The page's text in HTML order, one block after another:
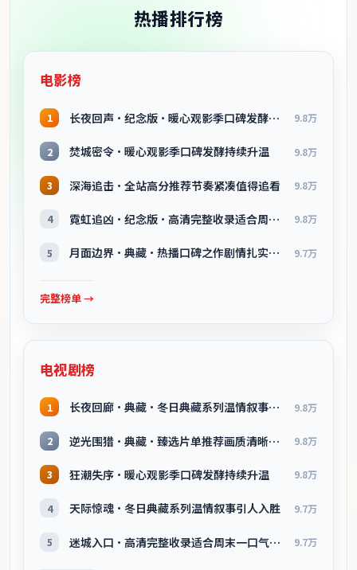
热播排行榜
电影榜
1 长夜回声·纪念版·暖心观影季口碑发酵持续升温 9.8万
2 焚城密令·暖心观影季口碑发酵持续升温 9.8万
3 深海追击·全站高分推荐节奏紧凑值得追看 9.8万
4 霓虹追凶·纪念版·高清完整收录适合周末一口气刷完 9.8万
5 月面边界·典藏·热播口碑之作剧情扎实演技在线 9.7万
完整榜单 →
电视剧榜
1 长夜回廊·典藏·冬日典藏系列温情叙事引人入胜 9.8万
2 逆光围猎·典藏·臻选片单推荐画质清晰观看流畅 9.8万
3 狂潮失序·暖心观影季口碑发酵持续升温 9.8万
4 天际惊魂·冬日典藏系列温情叙事引人入胜 9.7万
5 迷城入口·高清完整收录适合周末一口气刷完 9.7万